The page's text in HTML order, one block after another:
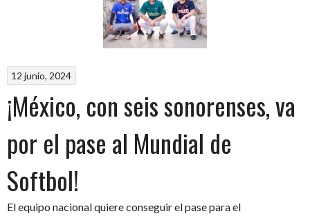
Hermosillo!”
12 junio, 2024
¡México, con seis sonorenses, va
por el pase al Mundial de
Softbol!
El equipo nacional quiere conseguir el pase para el